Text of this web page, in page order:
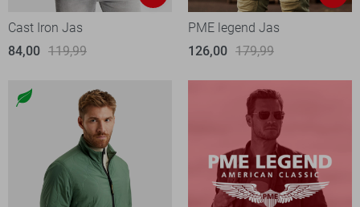
Cast Iron Jas
84,00 119,99
PME legend Jas
126,00 179,99